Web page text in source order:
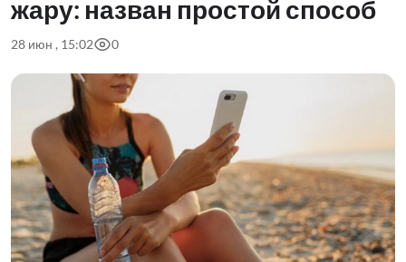
жару: назван простой способ
28 июн , 15:02 0